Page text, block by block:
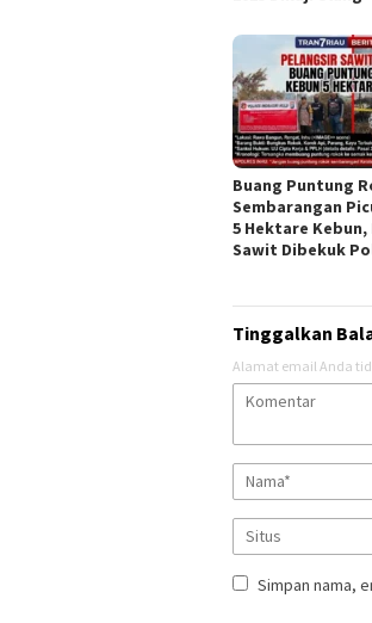
Buang Puntung
Sembarangan
5 Hektare
Sawit Dibekuk
Tinggalkan
Alamat email Anda
Simpan nama,